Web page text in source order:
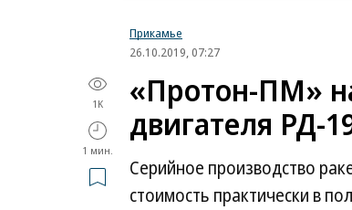
Прикамье
26.10.2019, 07:27
1K
1 мин.
«Протон-ПМ»
двигателя РД-
Серийное производство
стоимость практически в